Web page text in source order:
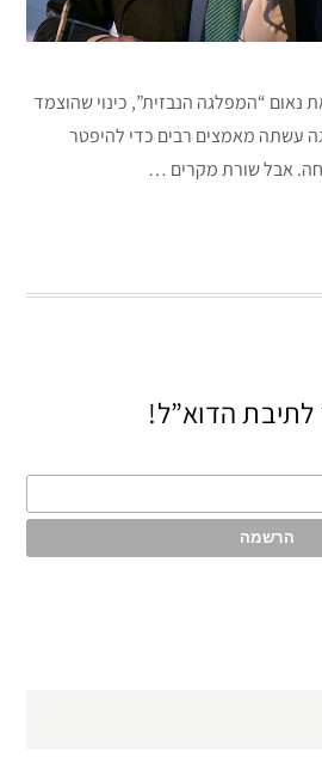
את נאום “המפלגה הנבזית”, כינוי שהוצמד
עשתה מאמצים רבים כדי להיפטר
אבל שורת מקרים …
לתיבת הדוא”ל!